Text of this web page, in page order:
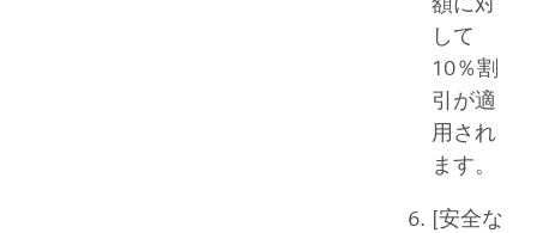
して
10％割
引が適
用され
ます。
[安全な